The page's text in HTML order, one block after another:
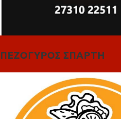
ΠΕΖΟΓΥΡΟΣ ΣΠΑΡΤΗ